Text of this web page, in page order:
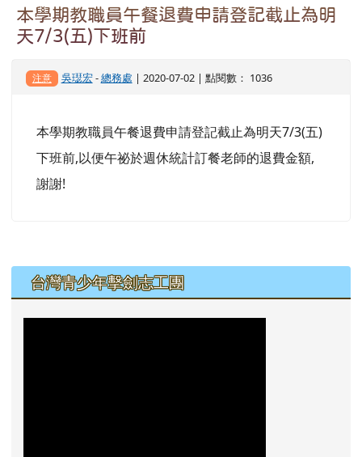
本學期教職員午餐退費申請登記截止為明
天7/3(五)下班前
注意 吳璱宏-總務處 | 2020-07-02 | 點閱數： 1036
本學期教職員午餐退費申請登記截止為明天7/3(五)
下班前,以便午祕於週休統計訂餐老師的退費金額,
謝謝!
左邊區域內容
台灣青少年擊劍志工團